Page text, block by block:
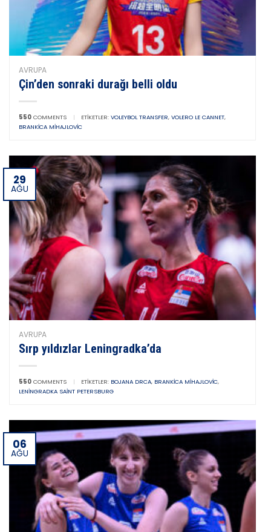
AVRUPA
Çin’den sonraki durağı belli oldu
550 COMMENTS | ETIKETLER: VOLEYBOL TRANSFER, VOLERO LE CANNET,
BRANKICA MIHAJLOVIC
29
AĞU
AVRUPA
Sırp yıldızlar Leningradka’da
550 COMMENTS | ETIKETLER: BOJANA DRCA, BRANKICA MIHAJLOVIC,
LENINGRADKA SAINT PETERSBURG
06
AĞU